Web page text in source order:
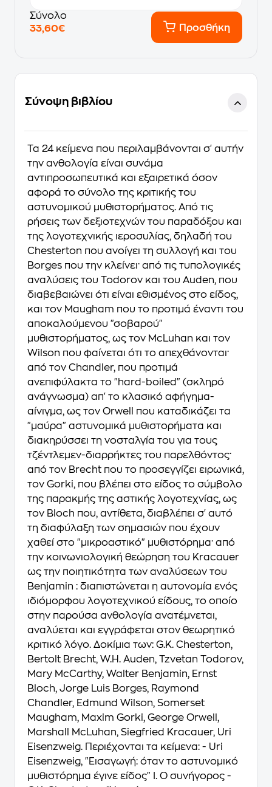
Σύνολο
33,60€
Προσθήκη
Σύνοψη βιβλίου
Τα 24 κείμενα που περιλαμβάνονται σ' αυτήν
την ανθολογία είναι συνάμα
αντιπροσωπευτικά και εξαιρετικά όσον
αφορά το σύνολο της κριτικής του
αστυνομικού μυθιστορήματος. Από τις
ρήσεις των δεξιοτεχνών του παραδόξου και
της λογοτεχνικής ιεροσυλίας, δηλαδή του
Chesterton που ανοίγει τη συλλογή και του
Borges που την κλείνει· από τις τυπολογικές
αναλύσεις του Todorov και του Auden, που
διαβεβαιώνει ότι είναι εθισμένος στο είδος,
και τον Maugham που το προτιμά έναντι του
αποκαλούμενου "σοβαρού"
μυθιστορήματος, ως τον McLuhan και τον
Wilson που φαίνεται ότι το απεχθάνονται·
από τον Chandler, που προτιμά
ανεπιφύλακτα το "hard-boiled" (σκληρό
ανάγνωσμα) απ' το κλασικό αφήγημα-
αίνιγμα, ως τον Orwell που καταδικάζει τα
"μαύρα" αστυνομικά μυθιστορήματα και
διακηρύσσει τη νοσταλγία του για τους
τζέντλεμεν-διαρρήκτες του παρελθόντος·
από τον Brecht που το προσεγγίζει ειρωνικά,
τον Gorki, που βλέπει στο είδος το σύμβολο
της παρακμής της αστικής λογοτεχνίας, ως
τον Bloch που, αντίθετα, διαβλέπει σ' αυτό
τη διαφύλαξη των σημασιών που έχουν
χαθεί στο "μικροαστικό" μυθιστόρημα· από
την κοινωνιολογική θεώρηση του Kracauer
ως την ποιητικότητα των αναλύσεων του
Benjamin : διαπιστώνεται η αυτονομία ενός
ιδιόμορφου λογοτεχνικού είδους, το οποίο
στην παρούσα ανθολογία ανατέμνεται,
αναλύεται και εγγράφεται στον θεωρητικό
κριτικό λόγο. Δοκίμια των: G.K. Chesterton,
Bertolt Brecht, W.H. Auden, Tzvetan Todorov,
Mary McCarthy, Walter Benjamin, Ernst
Bloch, Jorge Luis Borges, Raymond
Chandler, Edmund Wilson, Somerset
Maugham, Maxim Gorki, George Orwell,
Marshall McLuhan, Siegfried Kracauer, Uri
Eisenzweig. Περιέχονται τα κείμενα: - Uri
Eisenzweig, "Εισαγωγή: όταν το αστυνομικό
μυθιστόρημα έγινε είδος" Ι. Ο συνήγορος -